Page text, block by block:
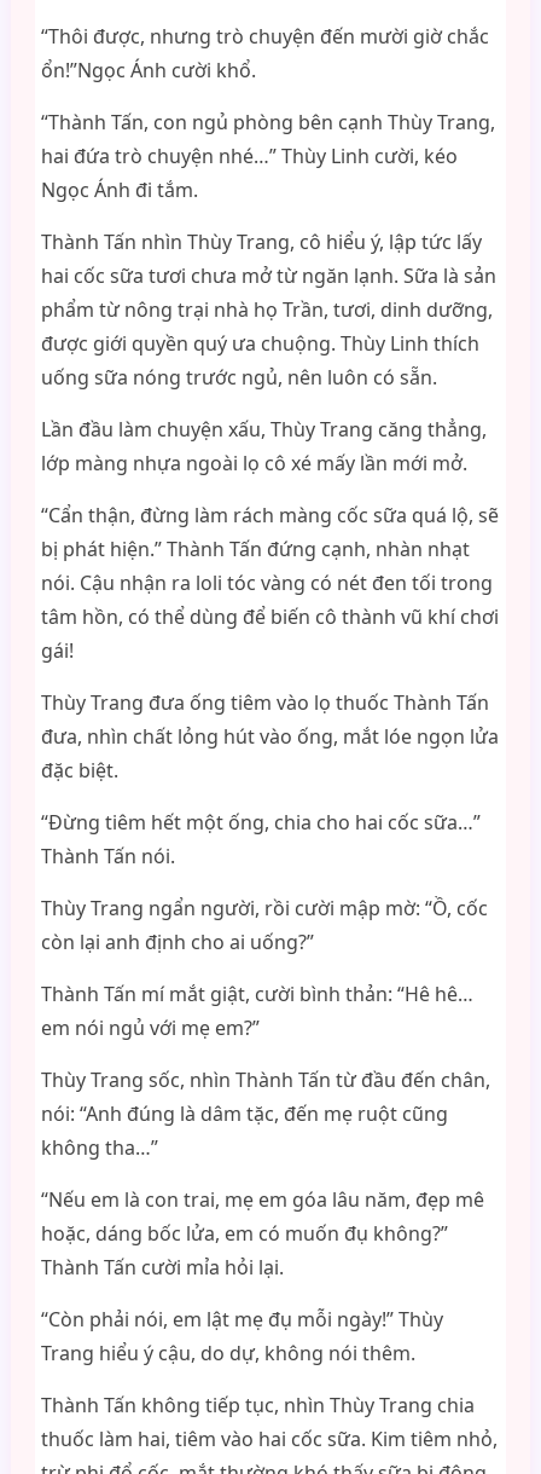
“Thôi được, nhưng trò chuyện đến mười giờ chắc
ổn!”Ngọc Ánh cười khổ.
“Thành Tấn, con ngủ phòng bên cạnh Thùy Trang,
hai đứa trò chuyện nhé…” Thùy Linh cười, kéo
Ngọc Ánh đi tắm.
Thành Tấn nhìn Thùy Trang, cô hiểu ý, lập tức lấy
hai cốc sữa tươi chưa mở từ ngăn lạnh. Sữa là sản
phẩm từ nông trại nhà họ Trần, tươi, dinh dưỡng,
được giới quyền quý ưa chuộng. Thùy Linh thích
uống sữa nóng trước ngủ, nên luôn có sẵn.
Lần đầu làm chuyện xấu, Thùy Trang căng thẳng,
lớp màng nhựa ngoài lọ cô xé mấy lần mới mở.
“Cẩn thận, đừng làm rách màng cốc sữa quá lộ, sẽ
bị phát hiện.” Thành Tấn đứng cạnh, nhàn nhạt
nói. Cậu nhận ra loli tóc vàng có nét đen tối trong
tâm hồn, có thể dùng để biến cô thành vũ khí chơi
gái!
Thùy Trang đưa ống tiêm vào lọ thuốc Thành Tấn
đưa, nhìn chất lỏng hút vào ống, mắt lóe ngọn lửa
đặc biệt.
“Đừng tiêm hết một ống, chia cho hai cốc sữa…”
Thành Tấn nói.
Thùy Trang ngẩn người, rồi cười mập mờ: “Ồ, cốc
còn lại anh định cho ai uống?”
Thành Tấn mí mắt giật, cười bình thản: “Hê hê…
em nói ngủ với mẹ em?”
Thùy Trang sốc, nhìn Thành Tấn từ đầu đến chân,
nói: “Anh đúng là dâm tặc, đến mẹ ruột cũng
không tha…”
“Nếu em là con trai, mẹ em góa lâu năm, đẹp mê
hoặc, dáng bốc lửa, em có muốn đụ không?”
Thành Tấn cười mỉa hỏi lại.
“Còn phải nói, em lật mẹ đụ mỗi ngày!” Thùy
Trang hiểu ý cậu, do dự, không nói thêm.
Thành Tấn không tiếp tục, nhìn Thùy Trang chia
thuốc làm hai, tiêm vào hai cốc sữa. Kim tiêm nhỏ,